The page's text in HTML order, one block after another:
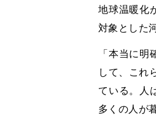
地球温暖化
対象とした
「本当に
して、これ
ている。人
多くの人が